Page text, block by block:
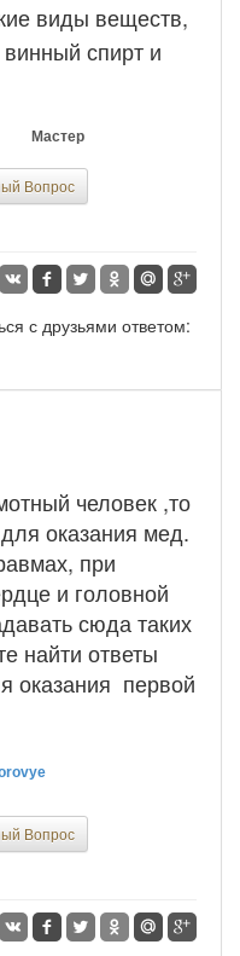
виды веществ,
спирт и
Мастер
Вопрос
с друзьями ответом:
человек ,то
оказания мед.
при
и головной
сюда таких
найти ответы
оказания первой
Вопрос